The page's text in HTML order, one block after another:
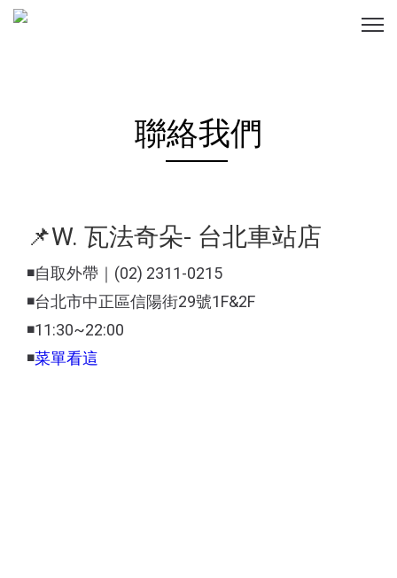
聯絡我們
📌W. 瓦法奇朵- 台北車站店
◾️自取外帶｜(02) 2311-0215
◾️台北市中正區信陽街29號1F&2F
◾️11:30~22:00
◾️菜單看這